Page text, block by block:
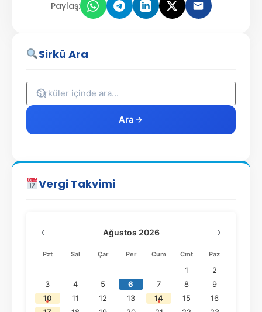
Paylaş:
Sirkü Ara
Ara
Vergi Takvimi
‹ Ağustos 2026 ›
Pzt Sal Çar Per Cum Cmt Paz
1
2
3
4 5 6 7 8
9
10
11 12 13 14 15
16